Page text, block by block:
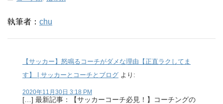
執筆者： chu
【サッカー】怒鳴るコーチがダメな理由【正直ラクしてま
す】 | サッカーとコーチとブログ より:
2020年11月30日 3:18 PM
[…] 最新記事：【サッカーコーチ必見！】コーチングの